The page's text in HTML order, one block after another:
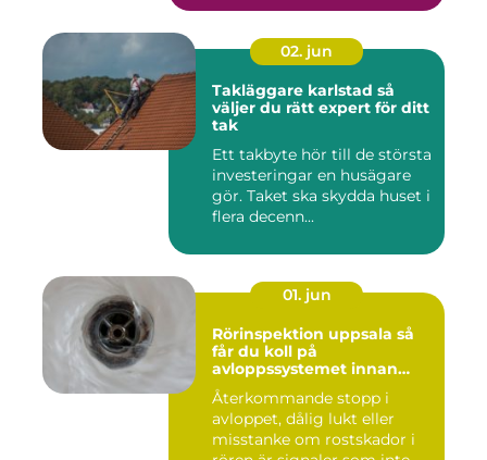
02. jun
Takläggare karlstad så
väljer du rätt expert för ditt
tak
Ett takbyte hör till de största
investeringar en husägare
gör. Taket ska skydda huset i
flera decenn...
01. jun
Rörinspektion uppsala så
får du koll på
avloppssystemet innan
problemen växer
Återkommande stopp i
avloppet, dålig lukt eller
misstanke om rostskador i